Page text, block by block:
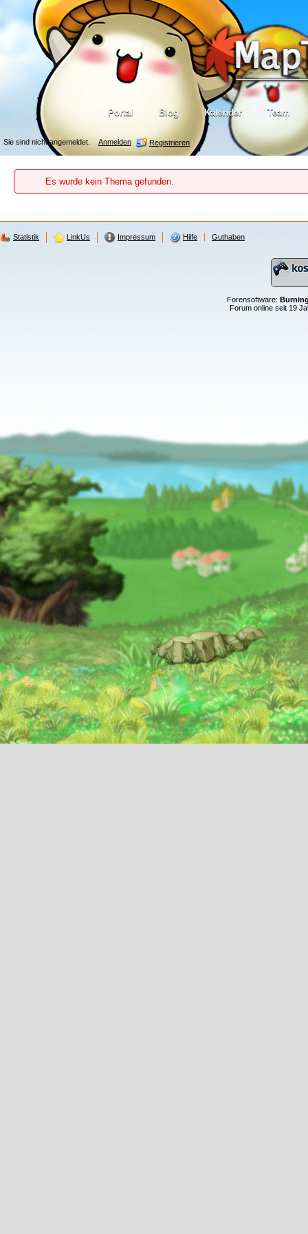
Sie sind nicht angemeldet. Anmelden Registrieren
Portal Blog Kalender Team
Es wurde kein Thema gefunden.
Statistik LinkUs Impressum Hilfe Guthaben
Forensoftware:
Forum online seit 19